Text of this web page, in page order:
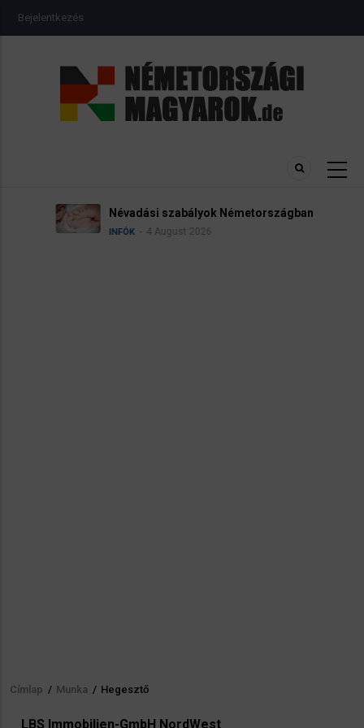
USER
ACCOUNT
Bejelentkezés
Névadási szabályok Németországban
INFÓK 4 August 2026
Morzsa
Címlap / Munka / Hegesztő
LBS Immobilien-GmbH NordWest